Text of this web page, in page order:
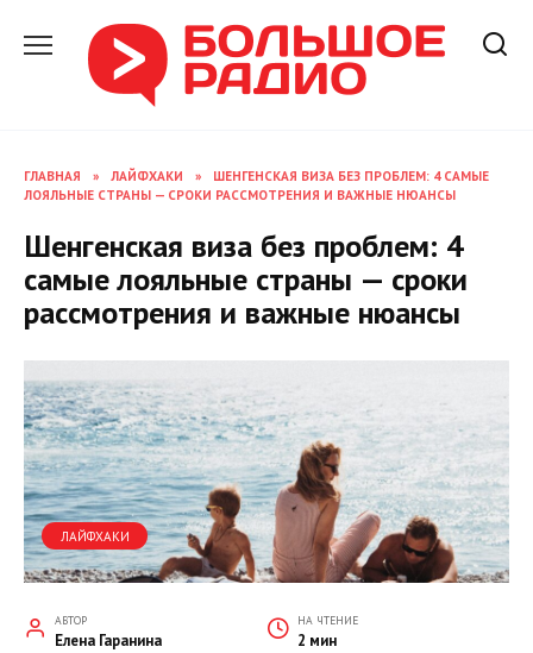
содержанию
ГЛАВНАЯ » ЛАЙФХАКИ »
ШЕНГЕНСКАЯ ВИЗА БЕЗ ПРОБЛЕМ: 4 САМЫЕ
ЛОЯЛЬНЫЕ СТРАНЫ — СРОКИ РАССМОТРЕНИЯ И ВАЖНЫЕ НЮАНСЫ
Шенгенская виза без проблем: 4
самые лояльные страны — сроки
рассмотрения и важные нюансы
ЛАЙФХАКИ
АВТОР
Елена Гаранина
НА ЧТЕНИЕ
2 мин